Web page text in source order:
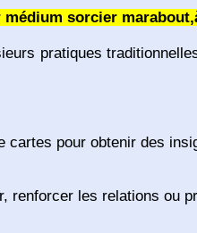
sorcier
pratiques
cartes pour obtenir des
renforcer les relations ou